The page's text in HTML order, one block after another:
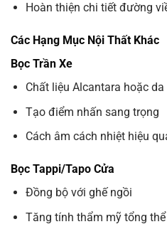
Hoàn thiện chi tiết đường
Các Hạng Mục Nội Thất Khác
Bọc Trần Xe
Chất liệu Alcantara hoặc da
Tạo điểm nhấn sang trọng
Cách âm cách nhiệt hiệu
Bọc Tappi/Tapo Cửa
Đồng bộ với ghế ngồi
Tăng tính thẩm mỹ tổng thể